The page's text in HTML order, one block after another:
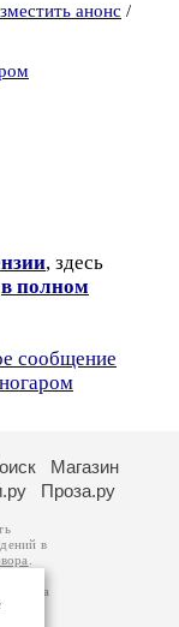
анонс /
, здесь
в полном
сообщение
Магазин
Проза.ру
в
за